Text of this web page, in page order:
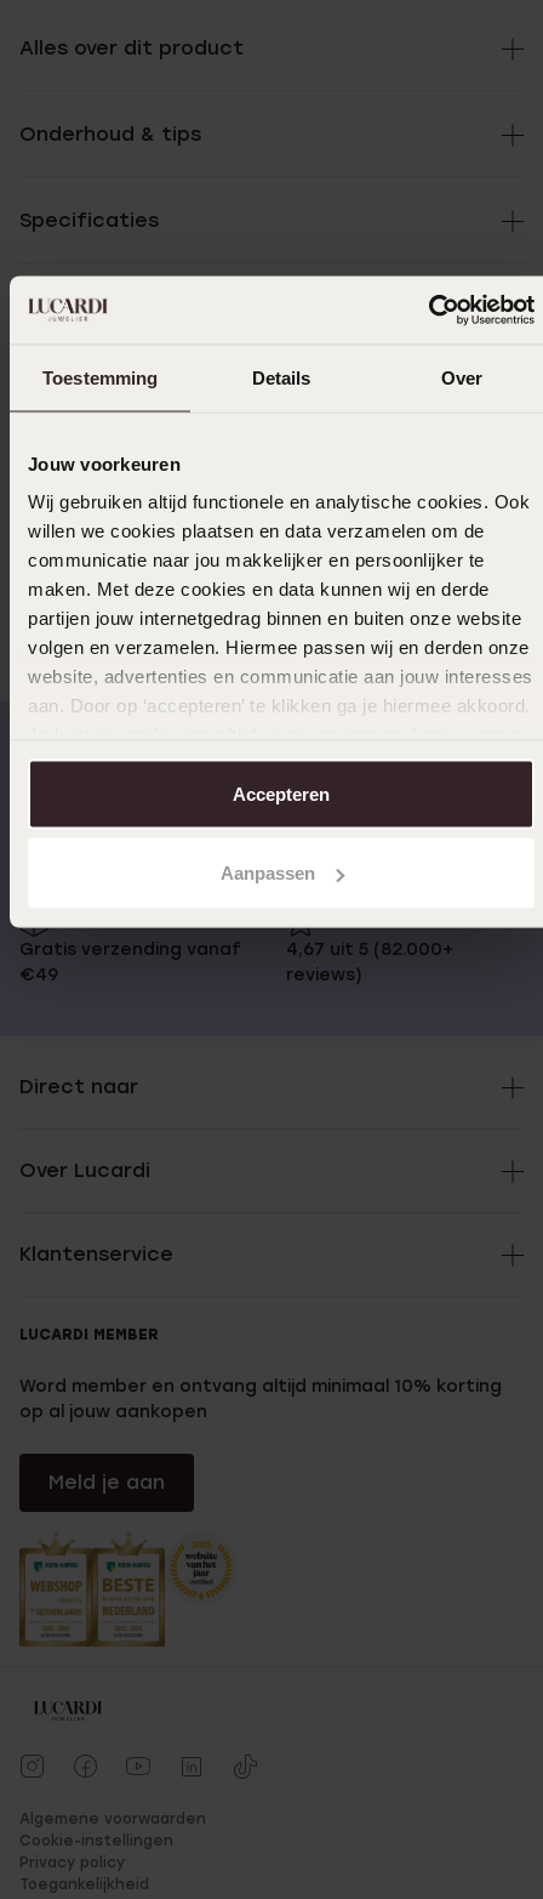
Toestemming Details Over
Jouw voorkeuren
Wij gebruiken altijd functionele en analytische cookies. Ook
willen we cookies plaatsen en data verzamelen om de
communicatie naar jou makkelijker en persoonlijker te
maken. Met deze cookies en data kunnen wij en derde
partijen jouw internetgedrag binnen en buiten onze website
volgen en verzamelen. Hiermee passen wij en derden onze
website, advertenties en communicatie aan jouw interesses
aan. Door op ‘accepteren’ te klikken ga je hiermee akkoord.
over in onscookiebeleid.
Accepteren
Aanpassen
Alles over dit product
Onderhoud & tips
Specificaties
Bezorging & retourneren
Selecteer maat & bestel
Ook leuk voor jou
Anderen kochten ook
Op werkdagen voor 17:00
14 dagen retourneren
Gratis verzending vanaf
€49
4,67 uit 5 (82.000+
reviews)
Direct naar
Over Lucardi
Klantenservice
LUCARDI MEMBER
Word member en ontvang altijd minimaal 10% korting
op al jouw aankopen
Meld je aan
Algemene voorwaarden
Cookie-instellingen
Privacy policy
Toegankelijkheid